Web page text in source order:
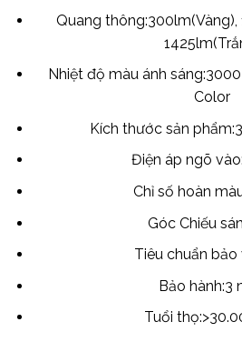
Quang thông:300lm(Vàng),
Nhiệt độ màu ánh sáng:
Color
Kích thước sản phẩm:
Điện áp ngõ vào:
Chỉ số hoàn
Góc Chiếu
Tiêu chuẩn bảo
Bảo hành:3
Tuổi thọ: